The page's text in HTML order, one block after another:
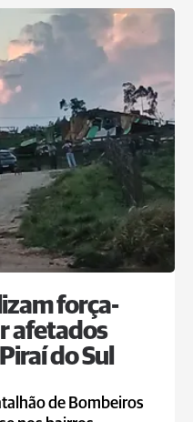
força-
afetados
do Sul
de Bombeiros